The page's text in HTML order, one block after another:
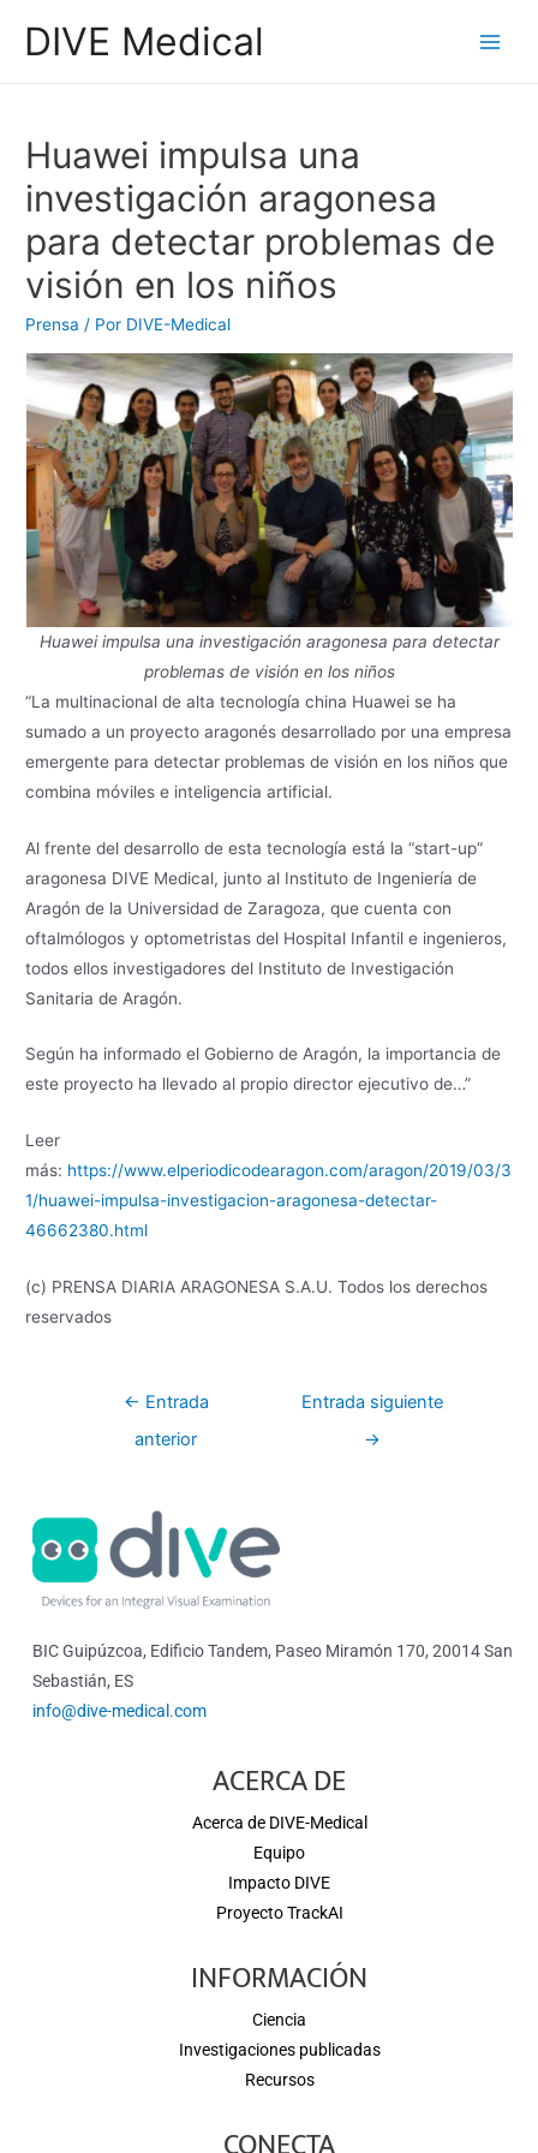
DIVE Medical
Huawei impulsa una
investigación aragonesa
para detectar problemas de
visión en los niños
Prensa / Por DIVE-Medical
Huawei impulsa una investigación aragonesa para detectar
problemas de visión en los niños
“La multinacional de alta tecnología china Huawei se ha
sumado a un proyecto aragonés desarrollado por una empresa
emergente para detectar problemas de visión en los niños que
combina móviles e inteligencia artificial.
Al frente del desarrollo de esta tecnología está la “start-up”
aragonesa DIVE Medical, junto al Instituto de Ingeniería de
Aragón de la Universidad de Zaragoza, que cuenta con
oftalmólogos y optometristas del Hospital Infantil e ingenieros,
todos ellos investigadores del Instituto de Investigación
Sanitaria de Aragón.
Según ha informado el Gobierno de Aragón, la importancia de
este proyecto ha llevado al propio director ejecutivo de…”
Leer
más: https://www.elperiodicodearagon.com/aragon/2019/03/3
1/huawei-impulsa-investigacion-aragonesa-detectar-
46662380.html
(c) PRENSA DIARIA ARAGONESA S.A.U. Todos los derechos
reservados
← Entrada
anterior
Entrada siguiente
→
BIC Guipúzcoa, Edificio Tandem, Paseo Miramón 170, 20014 San
Sebastián, ES
info@dive-medical.com
ACERCA DE
Acerca de DIVE-Medical
Equipo
Impacto DIVE
Proyecto TrackAI
INFORMACIÓN
Ciencia
Investigaciones publicadas
Recursos